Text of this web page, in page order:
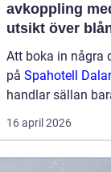
avkoppling
utsikt över
berg
Att boka in några
på Spahotell
handlar sällan
att få en massage
ta ett dopp i en
16 april 2026